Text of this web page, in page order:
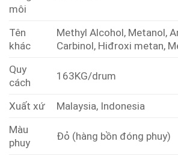
môi
Tên
khác
Methyl Alcohol, Metanol,
Carbinol, Hiđroxi metan,
Quy
cách
163KG/drum
Xuất xứ
Malaysia, Indonesia
Màu
phuy
Đỏ (hàng bồn đóng phuy)